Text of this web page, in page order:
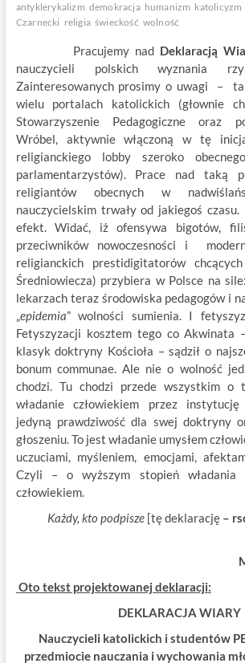
antyklerykalizm demokracja humanizm katolicyzm
Czarnecki religia świeckość wolność
Pracujemy nad Deklaracją
nauczycieli polskich wyznania
Zainteresowanych prosimy o uwagi –
wielu portalach katolickich (głownie
Stowarzyszenie Pedagogiczne oraz
Wróbel, aktywnie włączoną w tę
religianckiego lobby szeroko
parlamentarzystów). Prace nad taką
religiantów obecnych w
nauczycielskim trwały od jakiegoś
efekt. Widać, iż ofensywa bigotów,
przeciwników nowoczesności i
religianckich prestidigitatorów
Średniowiecza) przybiera w Polsce na
lekarzach teraz środowiska pedagogów i
„epidemia” wolności sumienia. I
Fetyszyzacji kosztem tego co Akwinata
klasyk doktryny Kościoła – sądził o
bonum communae. Ale nie o wolność
chodzi. Tu chodzi przede wszystkim o
władanie człowiekiem przez
jedyną prawdziwość dla swej doktryny
głoszeniu. To jest władanie umysłem
uczuciami, myśleniem, emocjami,
Czyli – o wyższym stopień władania
człowiekiem.
Każdy, kto podpisze [tę deklarację –
Oto tekst projektowanej deklaracji:
DEKLARACJA WIARY
Nauczycieli katolickich i studentów
przedmiocie nauczania i wychowania